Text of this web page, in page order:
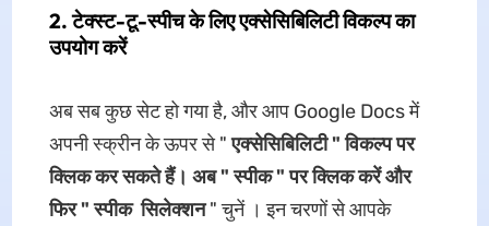
2. टेक्स्ट-टू-स्पीच के लिए एक्सेसिबिलिटी विकल्प का
उपयोग करें
अब सब कुछ सेट हो गया है, और आप Google Docs में
अपनी स्क्रीन के ऊपर से "एक्सेसिबिलिटी " विकल्प पर
क्लिक कर सकते हैं। अब "स्पीक " पर क्लिक करें और
फिर "स्पीक सिलेक्शन" चुनें । इन चरणों से आपके